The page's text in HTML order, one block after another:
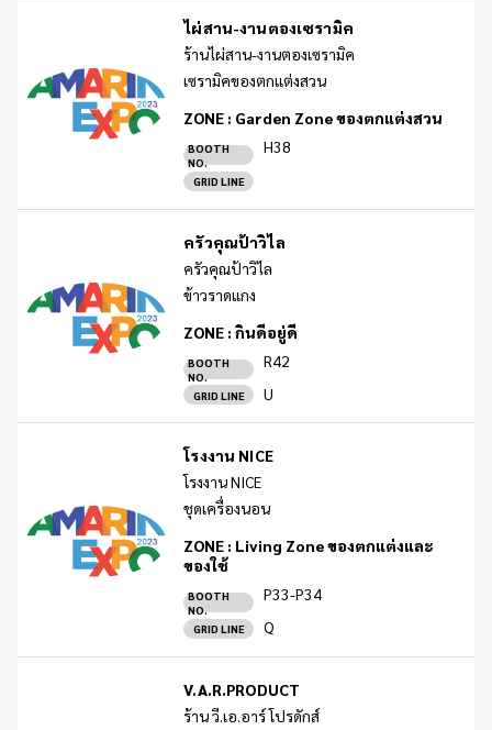
ไผ่สาน-งานตองเซรามิค
ร้านไผ่สาน-งานตองเซรามิค
เซรามิคของตกแต่งสวน
ZONE : Garden Zone ของตกแต่งสวน
BOOTH
NO.
H38
GRID LINE
ครัวคุณป้าวิไล
ครัวคุณป้าวิไล
ข้าวราดแกง
ZONE :กินดีอยู่ดี
BOOTH
NO.
R42
GRID LINE U
โรงงาน NICE
โรงงาน NICE
ชุดเครื่องนอน
ZONE : Living Zone ของตกแต่งและ
ของใช้
BOOTH
NO.
P33-P34
GRID LINE Q
V.A.R.PRODUCT
ร้าน วี.เอ.อาร์ โปรดักส์